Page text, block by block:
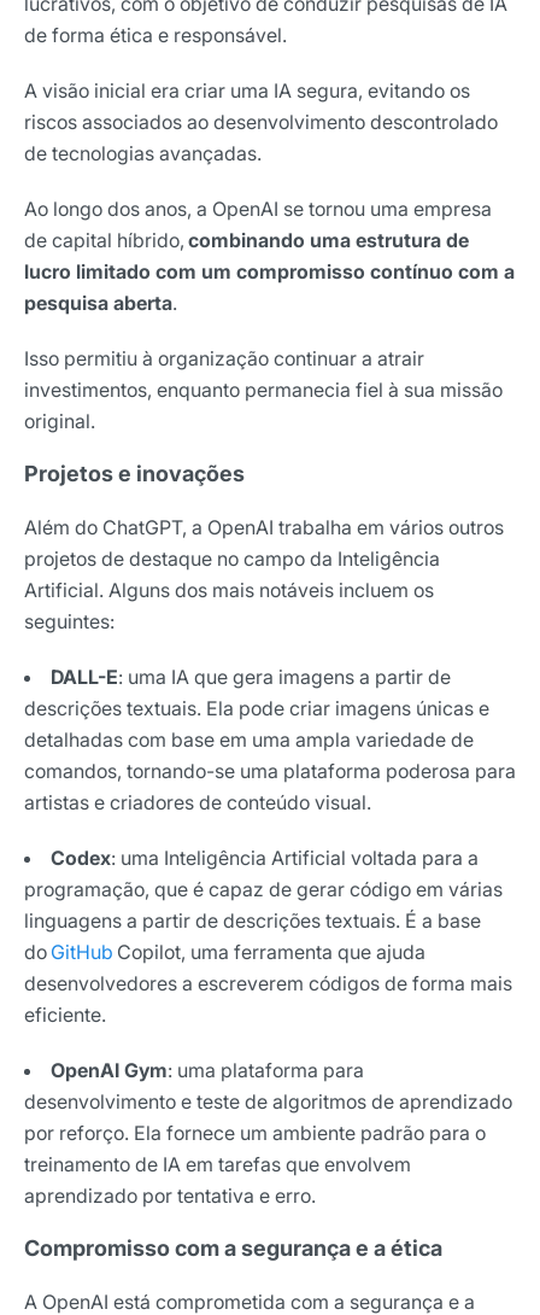
de forma ética e responsável.
A visão inicial era criar uma IA segura, evitando os
riscos associados ao desenvolvimento descontrolado
de tecnologias avançadas.
Ao longo dos anos, a OpenAI se tornou uma empresa
de capital híbrido, combinando uma estrutura de
lucro limitado com um compromisso contínuo com a
pesquisa aberta.
Isso permitiu à organização continuar a atrair
investimentos, enquanto permanecia fiel à sua missão
original.
Projetos e inovações
Além do ChatGPT, a OpenAI trabalha em vários outros
projetos de destaque no campo da Inteligência
Artificial. Alguns dos mais notáveis incluem os
seguintes:
DALL-E: uma IA que gera imagens a partir de
descrições textuais. Ela pode criar imagens únicas e
detalhadas com base em uma ampla variedade de
comandos, tornando-se uma plataforma poderosa para
artistas e criadores de conteúdo visual.
Codex: uma Inteligência Artificial voltada para a
programação, que é capaz de gerar código em várias
linguagens a partir de descrições textuais. É a base
do GitHub Copilot, uma ferramenta que ajuda
desenvolvedores a escreverem códigos de forma mais
eficiente.
OpenAI Gym: uma plataforma para
desenvolvimento e teste de algoritmos de aprendizado
por reforço. Ela fornece um ambiente padrão para o
treinamento de IA em tarefas que envolvem
aprendizado por tentativa e erro.
Compromisso com a segurança e a ética
A OpenAI está comprometida com a segurança e a
Nome
Selecione sua área de atuação
*Ao assinar nossa newsletter, você concorda em receber
Políticas de Privacidade